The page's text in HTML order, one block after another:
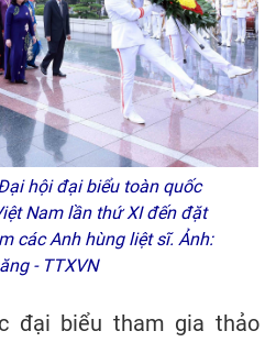
hội đại biểu toàn quốc
Nam lần thứ XI đến đặt
các Anh hùng liệt sĩ. Ảnh:
- TTXVN
đại biểu tham gia thảo